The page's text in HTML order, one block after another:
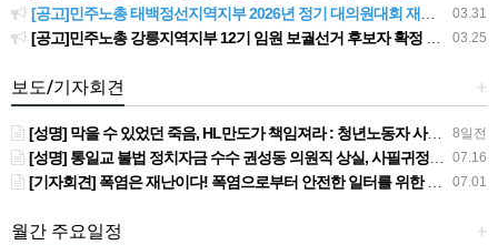
03.31
[공고]민주노총 태백정선지역지부 2026년 정기 대의원대회 재소집 건
03.25
[공고]민주노총 강릉지역지부 12기 임원 보궐선거 후보자 확정 공고
+
보도/기자회견
8일전
[성명] 막을 수 있었던 죽음, HL만도가 책임져라 : 청년노동자 사망사고의 철저한 진상규명과 재발방지 대책 마련하라
07.16
[성명] 통일교 불법 정치자금 수수 권성동 의원직 상실, 사필귀정이다
07.01
[기자회견] 폭염은 재난이다! 폭염으로부터 안전한 일터를 위한 민주노총 강원지역본부 폭염감시단 선포 기자회견
+
월간 주요일정